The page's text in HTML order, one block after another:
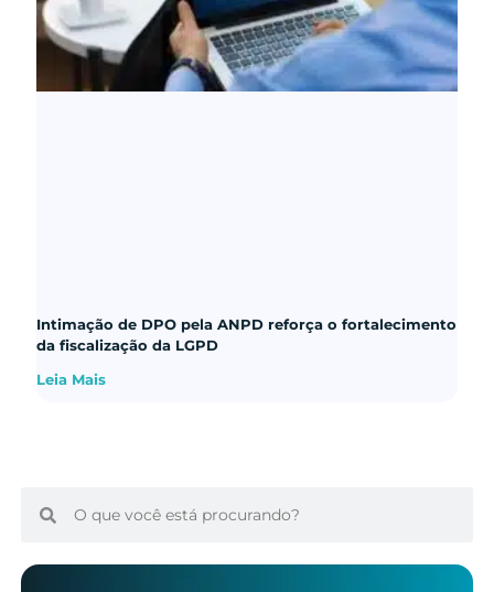
Intimação de DPO pela ANPD reforça o fortalecimento
da fiscalização da LGPD
Leia Mais